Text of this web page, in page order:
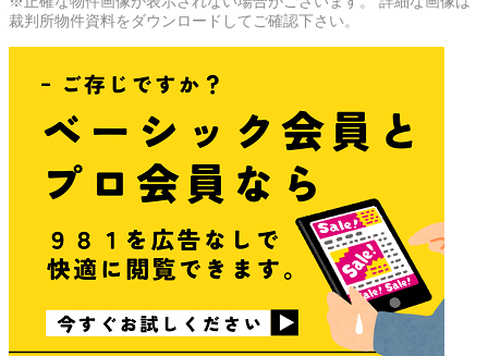
裁判所物件資料をダウンロードしてご確認下さい。